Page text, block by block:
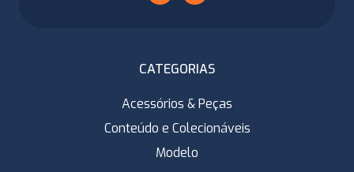
CATEGORIAS
Acessórios & Peças
Conteúdo e Colecionáveis
Modelo